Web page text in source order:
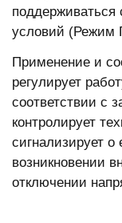
поддерживаться
условий (Режим
Применение и
регулирует
соответствии с
контролирует
сигнализирует о
возникновении
отключении